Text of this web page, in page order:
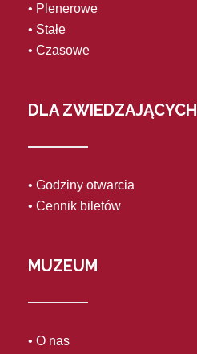
• Plenerowe
• Stałe
• Czasowe
DLA ZWIEDZAJĄCYCH
• Godziny otwarcia
• Cennik biletów
MUZEUM
• O nas